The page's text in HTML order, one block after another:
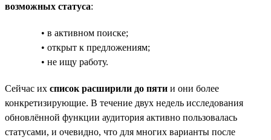
возможных статуса:
• в активном поиске;
• открыт к предложениям;
• не ищу работу.
Сейчас их список расширили до пяти и они более
конкретизирующие. В течение двух недель исследования
обновлённой функции аудитория активно пользовалась
статусами, и очевидно, что для многих варианты после